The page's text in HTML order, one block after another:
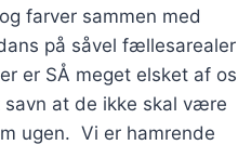
farver sammen med
på såvel fællesarealer
er SÅ meget elsket af os
at de ikke skal være
ugen. Vi er hamrende